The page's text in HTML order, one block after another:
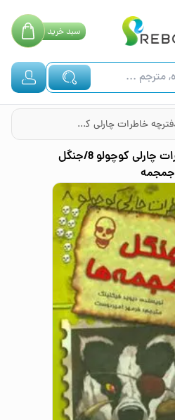
سبدخرید
دفترچه خاطرات چارلی کوچولو 8/جنگل جمجمه
دفترچه خاطرات چارلی کوچولو 8/جنگل
جمجمه